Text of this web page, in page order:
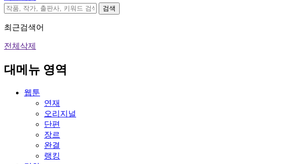
검색
최근검색어
전체삭제
대메뉴 영역
웹툰
연재
오리지널
단편
장르
완결
랭킹